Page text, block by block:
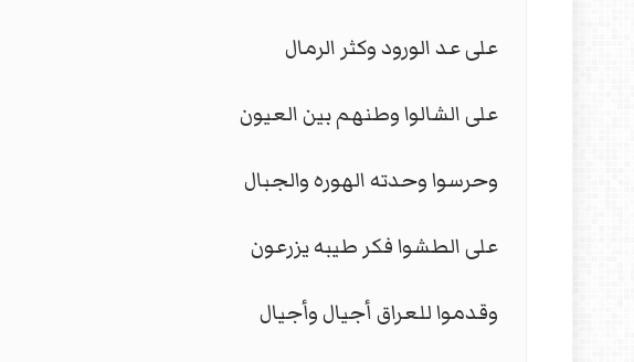
على عد الورود وكثر الرمال
على الشالوا وطنهم بين العيون
وحرسوا وحدته الهوره والجبال
على الطشوا فكر طيبه يزرعون
وقدموا للعراق أجيال وأجيال